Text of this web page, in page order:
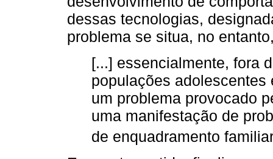
dessas tecnologias,
problema se situa, no
[...] essencialmente, fora
populações
um problema provocado
uma manifestação de
de enquadramento